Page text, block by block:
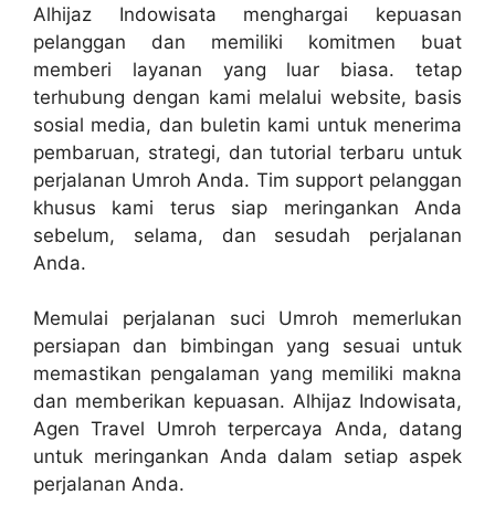
Alhijaz Indowisata menghargai kepuasan
pelanggan dan memiliki komitmen buat
memberi layanan yang luar biasa. tetap
terhubung dengan kami melalui website, basis
sosial media, dan buletin kami untuk menerima
pembaruan, strategi, dan tutorial terbaru untuk
perjalanan Umroh Anda. Tim support pelanggan
khusus kami terus siap meringankan Anda
sebelum, selama, dan sesudah perjalanan
Anda.
Memulai perjalanan suci Umroh memerlukan
persiapan dan bimbingan yang sesuai untuk
memastikan pengalaman yang memiliki makna
dan memberikan kepuasan. Alhijaz Indowisata,
Agen Travel Umroh terpercaya Anda, datang
untuk meringankan Anda dalam setiap aspek
perjalanan Anda.